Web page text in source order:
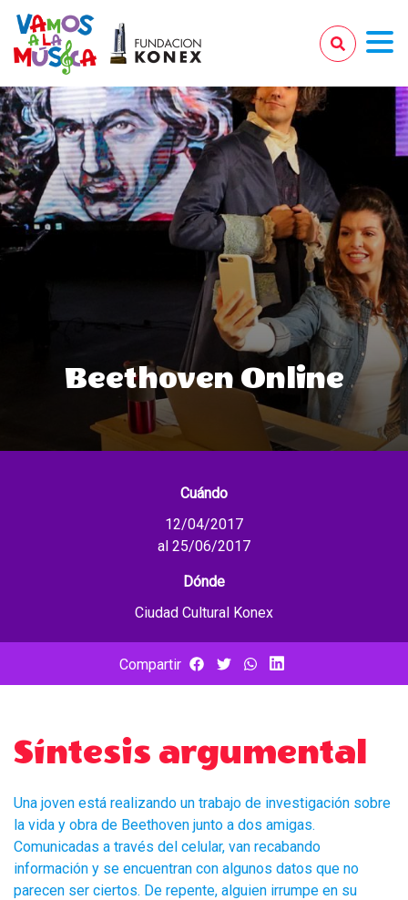
Beethoven Online
Cuándo
12/04/2017
al 25/06/2017
Dónde
Ciudad Cultural Konex
Compartir
Síntesis argumental
Una joven está realizando un trabajo de investigación sobre
la vida y obra de Beethoven junto a dos amigas.
Comunicadas a través del celular, van recabando
información y se encuentran con algunos datos que no
parecen ser ciertos. De repente, alguien irrumpe en su